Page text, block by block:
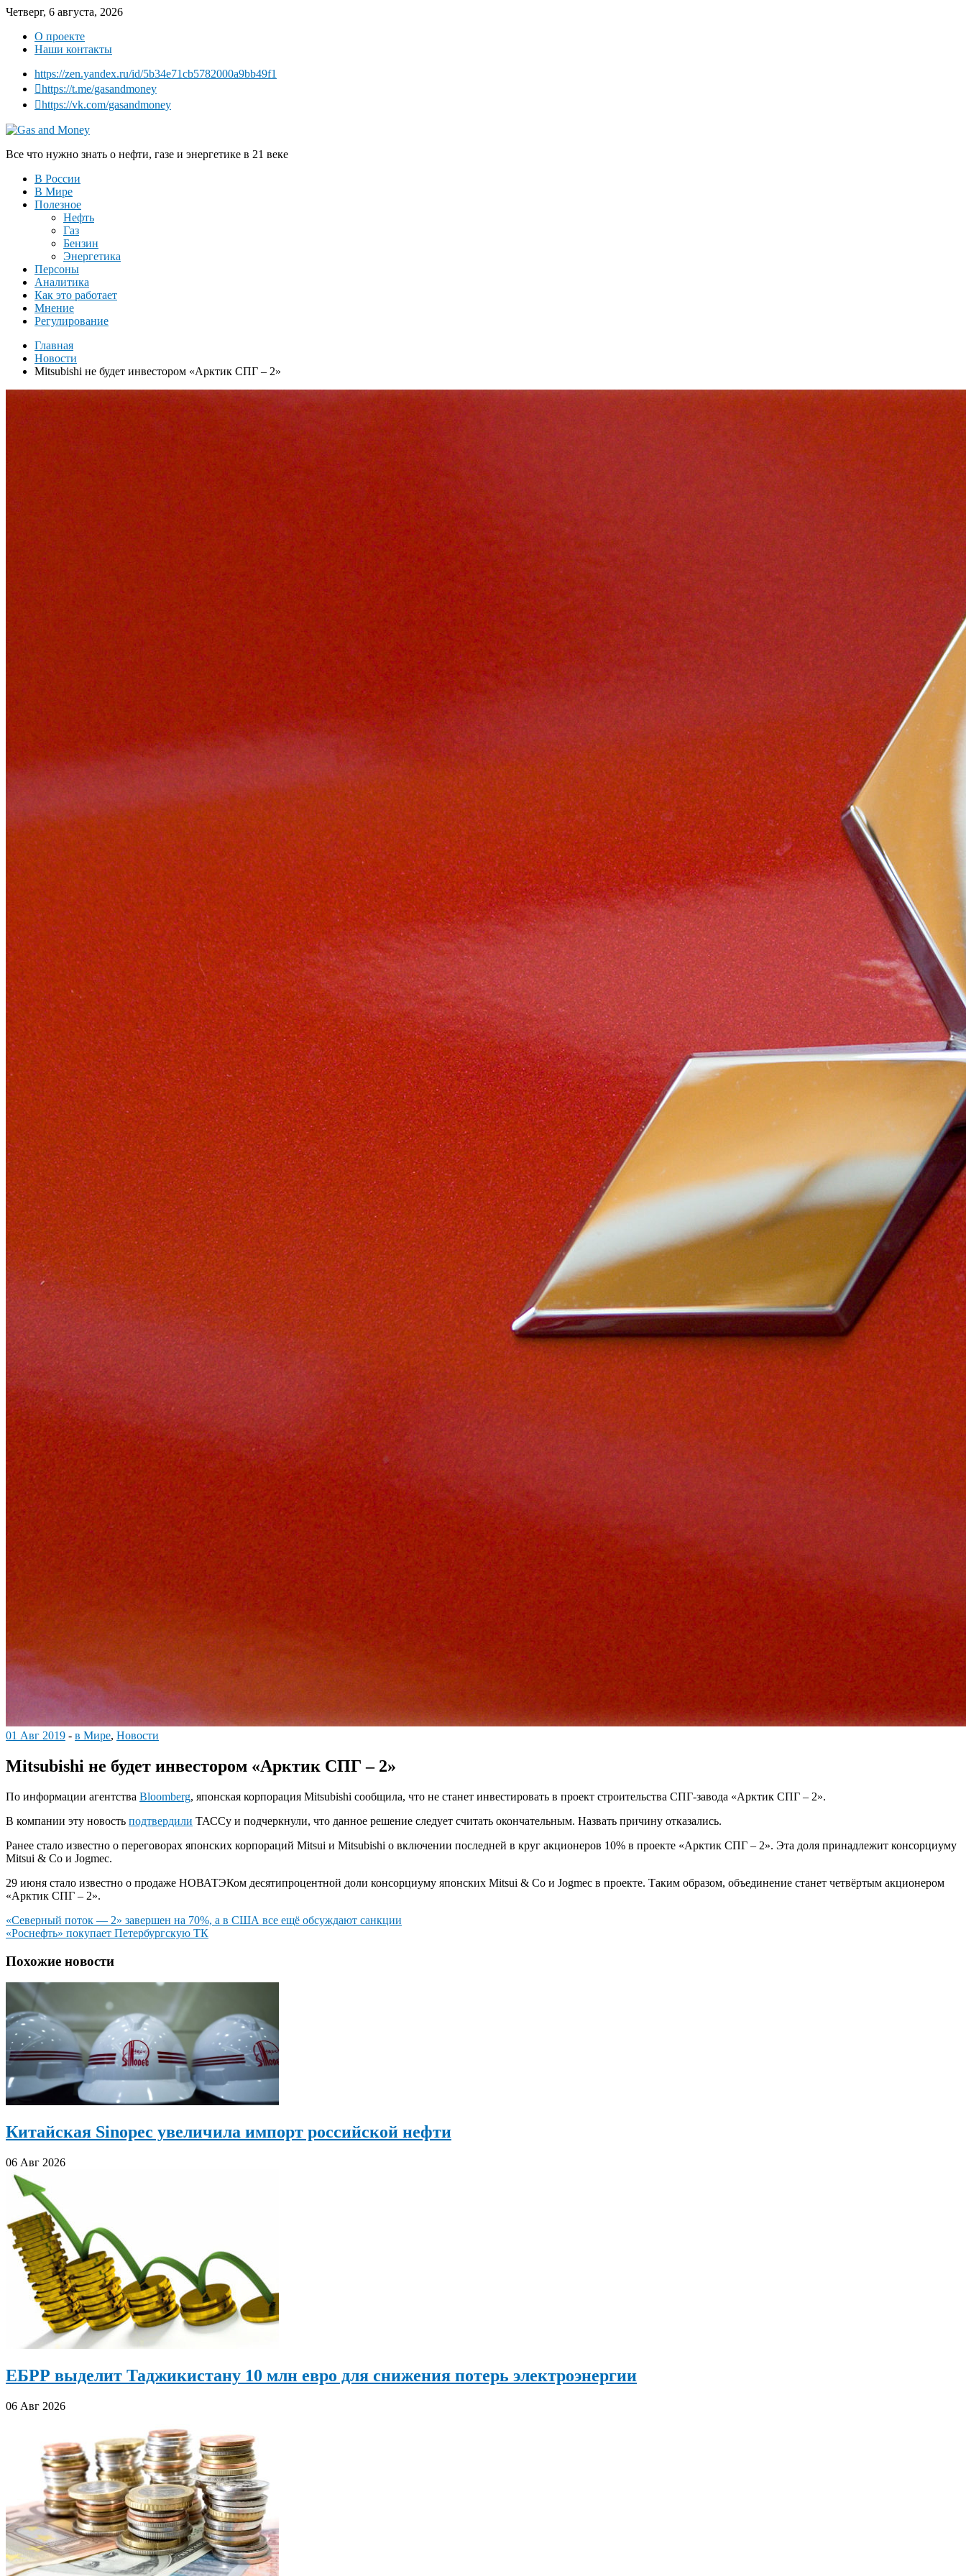
Четверг, 6 августа, 2026
О проекте
Наши контакты
https://zen.yandex.ru/id/5b34e71cb5782000a9bb49f1
https://t.me/gasandmoney
https://vk.com/gasandmoney
Все что нужно знать о нефти, газе и энергетике в 21 веке
В России
В Мире
Полезное
Нефть
Газ
Бензин
Энергетика
Персоны
Аналитика
Как это работает
Мнение
Регулирование
Главная
Новости
Mitsubishi не будет инвестором «Арктик СПГ – 2»
01 Авг 2019 - в Мире, Новости
Mitsubishi не будет инвестором «Арктик СПГ – 2»
По информации агентства Bloomberg, японская корпорация Mitsubishi сообщила, что не станет инвестировать в проект строительства СПГ-завода «Арктик СПГ – 2».
В компании эту новость подтвердили ТАССу и подчеркнули, что данное решение следует считать окончательным. Назвать причину отказались.
Ранее стало известно о переговорах японских корпораций Mitsui и Mitsubishi о включении последней в круг акционеров 10% в проекте «Арктик СПГ – 2». Эта доля принадлежит консорциуму
Mitsui & Co и Jogmec.
29 июня стало известно о продаже НОВАТЭКом десятипроцентной доли консорциуму японских Mitsui & Co и Jogmec в проекте. Таким образом, объединение станет четвёртым акционером
«Арктик СПГ – 2».
Навигация
по
записям
«Северный поток — 2» завершен на 70%, а в США все ещё обсуждают санкции
«Роснефть» покупает Петербургскую ТК
Похожие новости
Китайская Sinopec увеличила импорт российской нефти
06 Авг 2026
ЕБРР выделит Таджикистану 10 млн евро для снижения потерь электроэнергии
06 Авг 2026